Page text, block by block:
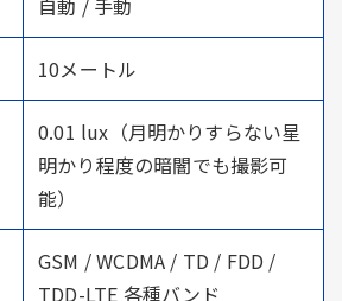
自動 / 手動
10メートル
0.01 lux（月明かりすらない星
明かり程度の暗闇でも撮影可
能）
GSM / WCDMA / TD / FDD /
TDD-LTE 各種バンド